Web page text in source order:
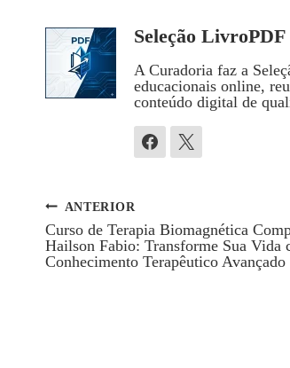
Seleção LivroPDF
A Curadoria faz a
educacionais online,
conteúdo digital de
Navegação
De
ANTERIOR
Curso de Terapia Biomagnética
Hailson Fabio: Transforme Sua Vida
Conhecimento Terapêutico Avançado